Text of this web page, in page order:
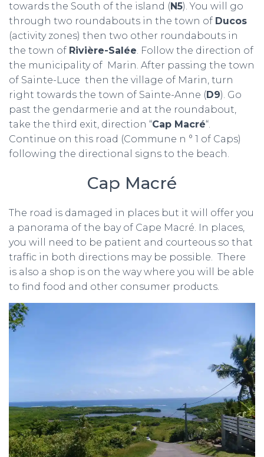
towards the South of the island ( N5). You will go
through two roundabouts in the town of Ducos
(activity zones) then two other roundabouts in
the town of Rivière-Salée. Follow the direction of
the municipality of Marin. After passing the town
of Sainte-Luce then the village of Marin, turn
right towards the town of Sainte-Anne ( D9). Go
past the gendarmerie and at the roundabout,
take the third exit, direction “Cap Macré“.
Continue on this road (Commune n ° 1 of Caps)
following the directional signs to the beach.
Cap Macré
The road is damaged in places but it will offer you
a panorama of the bay of Cape Macré. In places,
you will need to be patient and courteous so that
traffic in both directions may be possible. There
is also a shop is on the way where you will be able
to find food and other consumer products.